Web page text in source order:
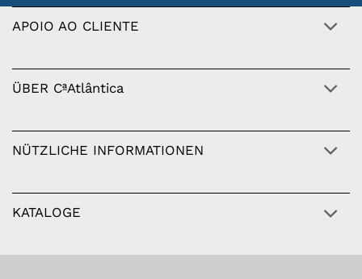
APOIO AO CLIENTE
ÜBER CªAtlântica
NÜTZLICHE INFORMATIONEN
KATALOGE